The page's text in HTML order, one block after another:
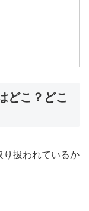
どこ？どこ
り扱われているか